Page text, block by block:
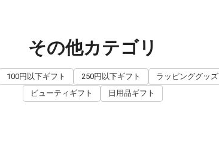
その他カテゴリ
100円以下ギフト 250円以下ギフト ラッピンググッズ
ビューティギフト
日用品ギフト